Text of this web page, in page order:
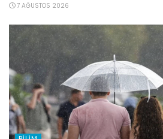
7 AĞUSTOS 2026